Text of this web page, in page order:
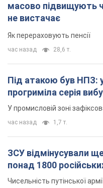
масово підвищують
не вистачає
Як перераховують пенсії
час назад 28,6 т.
Під атакою був НПЗ:
прогриміла серія
У промисловій зоні
час назад 1,7 т.
ЗСУ відмінусували
понад 1800
Чисельність путінської